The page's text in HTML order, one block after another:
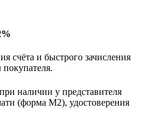
счёта и быстрого зачисления
наличии у представителя
(форма M2), удостоверения